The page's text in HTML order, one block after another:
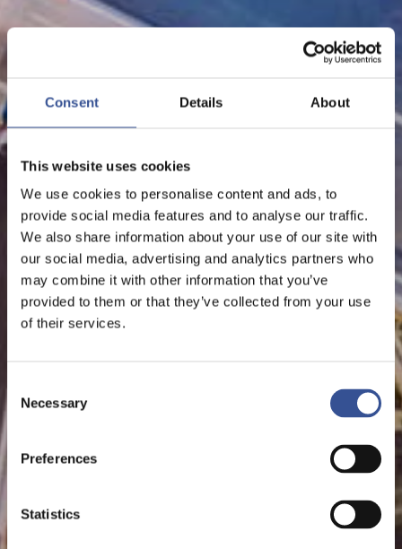
Consent Details About
This website uses cookies
We use cookies to personalise content and ads, to
provide social media features and to analyse our traffic.
We also share information about your use of our site with
our social media, advertising and analytics partners who
may combine it with other information that you’ve
provided to them or that they’ve collected from your use
of their services.
Selection
Necessary
Preferences
Statistics